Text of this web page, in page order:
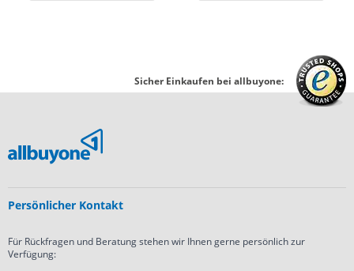
Sicher Einkaufen bei allbuyone:
Persönlicher Kontakt
Für Rückfragen und Beratung stehen wir Ihnen gerne persönlich zur
Verfügung: